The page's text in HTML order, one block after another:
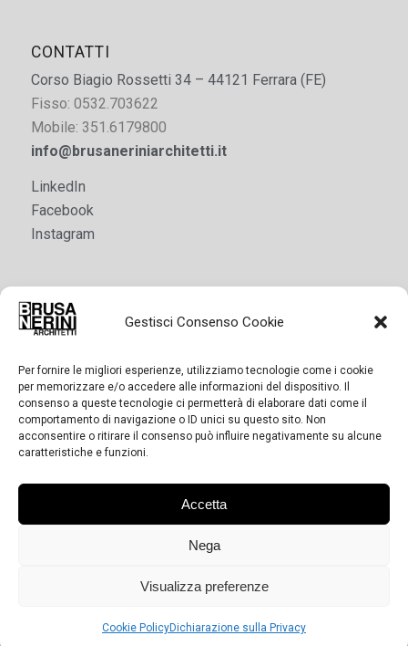
Gestisci Consenso Cookie
Per fornire le migliori esperienze, utilizziamo tecnologie come i cookie
per memorizzare e/o accedere alle informazioni del dispositivo. Il
consenso a queste tecnologie ci permetterà di elaborare dati come il
comportamento di navigazione o ID unici su questo sito. Non
acconsentire o ritirare il consenso può influire negativamente su alcune
caratteristiche e funzioni.
Accetta
Nega
Visualizza preferenze
Cookie PolicyDichiarazione sulla Privacy
CONTATTI
Corso Biagio Rossetti 34 – 44121 Ferrara (FE)
Fisso: 0532.703622
Mobile: 351.6179800
info@brusaneriniarchitetti.it
LinkedIn
Facebook
Instagram
Progettazione architettonica
Architettura di interni e interior design
Interior design locali commerciali
© Copyright Studio Tecnico degli Architetti Fabio Brusa e Simone